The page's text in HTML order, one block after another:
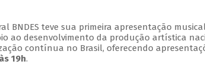
BNDES teve sua primeira apresentação
ao desenvolvimento da produção artística
contínua no Brasil, oferecendo
19h.